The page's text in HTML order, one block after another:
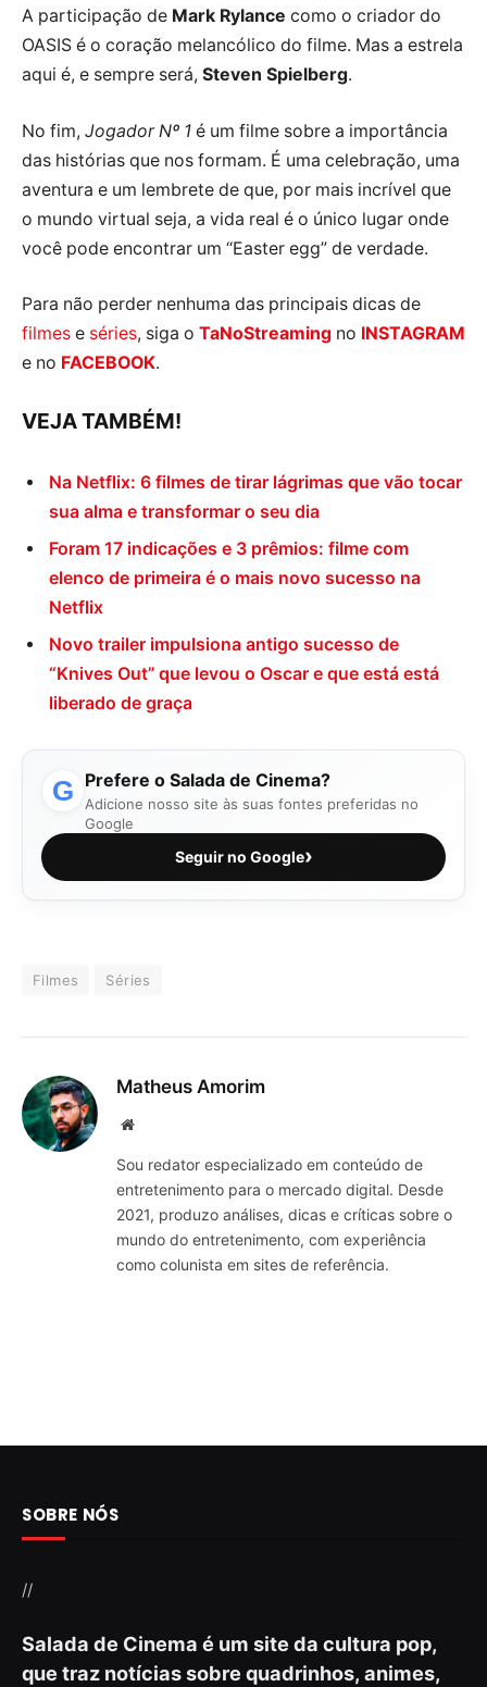
A participação de Mark Rylance como o criador do
OASIS é o coração melancólico do filme. Mas a estrela
aqui é, e sempre será, Steven Spielberg.
No fim, Jogador Nº 1 é um filme sobre a importância
das histórias que nos formam. É uma celebração, uma
aventura e um lembrete de que, por mais incrível que
o mundo virtual seja, a vida real é o único lugar onde
você pode encontrar um “Easter egg” de verdade.
Para não perder nenhuma das principais dicas de
filmes e séries, siga o TaNoStreaming no INSTAGRAM
e no FACEBOOK.
VEJA TAMBÉM!
Na Netflix: 6 filmes de tirar lágrimas que vão tocar
sua alma e transformar o seu dia
Foram 17 indicações e 3 prêmios: filme com
elenco de primeira é o mais novo sucesso na
Netflix
Novo trailer impulsiona antigo sucesso de
“Knives Out” que levou o Oscar e que está está
liberado de graça
G Prefere o Salada de Cinema?
Adicione nosso site às suas fontes preferidas no
Google
Seguir no Google›
Filmes Séries
Matheus Amorim
Website
Sou redator especializado em conteúdo de
entretenimento para o mercado digital. Desde
2021, produzo análises, dicas e críticas sobre o
mundo do entretenimento, com experiência
como colunista em sites de referência.
SOBRE NÓS
//
Salada de Cinema é um site da cultura pop,
que traz notícias sobre quadrinhos, animes,